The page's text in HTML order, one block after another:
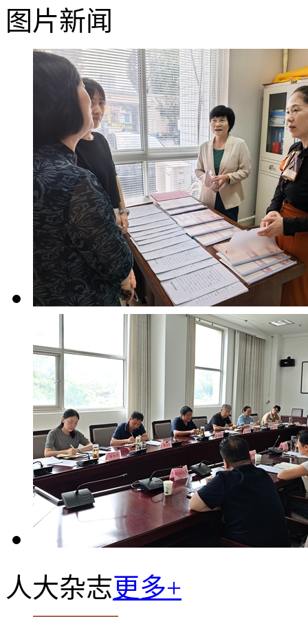
图片新闻
人大杂志更多+